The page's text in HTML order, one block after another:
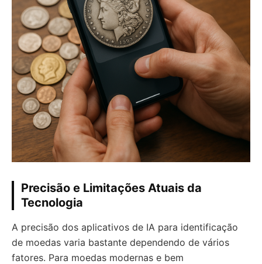
Precisão e Limitações Atuais da
Tecnologia
A precisão dos aplicativos de IA para identificação
de moedas varia bastante dependendo de vários
fatores. Para moedas modernas e bem